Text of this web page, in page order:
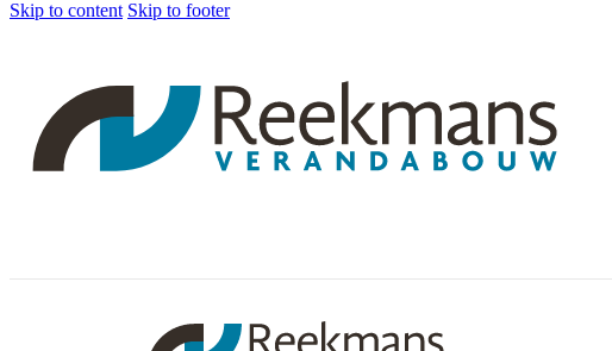
Skip to content Skip to footer